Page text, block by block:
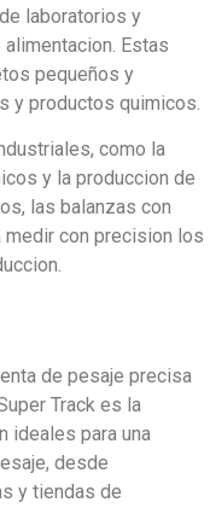
laboratorios y
Estas
pequeños y
y productos quimicos.
como la
y la produccion de
las balanzas con
medir con precision los
de pesaje precisa
Track es la
ideales para una
desde
y tiendas de